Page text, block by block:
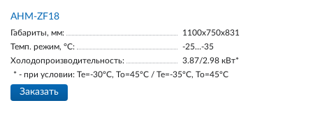
AНM-ZF18
Габариты, мм:
1100х750х831
Темп. режим, °С:
-25…-35
Холодопроизводительность:
3.87/2.98 кВт*
* - при условии: Te=-30ºC, To=45ºC / Te=-35ºC, To=45ºC
Заказать